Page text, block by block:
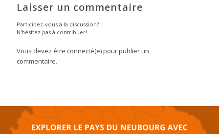
Laisser un commentaire
Participez-vous à la discussion?
N'hésitez pas à contribuer!
Vous devez être connecté(e) pour publier un
commentaire.